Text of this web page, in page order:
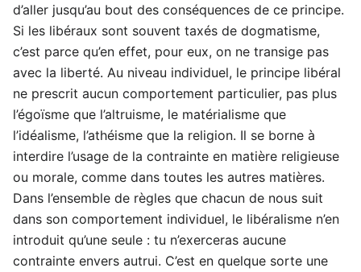
d’aller jusqu’au bout des conséquences de ce principe.
Si les libéraux sont souvent taxés de dogmatisme,
c’est parce qu’en effet, pour eux, on ne transige pas
avec la liberté. Au niveau individuel, le principe libéral
ne prescrit aucun comportement particulier, pas plus
l’égoïsme que l’altruisme, le matérialisme que
l’idéalisme, l’athéisme que la religion. Il se borne à
interdire l’usage de la contrainte en matière religieuse
ou morale, comme dans toutes les autres matières.
Dans l’ensemble de règles que chacun de nous suit
dans son comportement individuel, le libéralisme n’en
introduit qu’une seule : tu n’exerceras aucune
contrainte envers autrui. C’est en quelque sorte une